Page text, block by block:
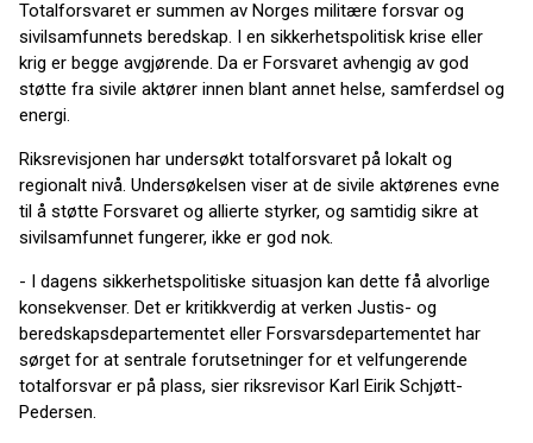
Totalforsvaret er summen av Norges militære forsvar og
sivilsamfunnets beredskap. I en sikkerhetspolitisk krise eller
krig er begge avgjørende. Da er Forsvaret avhengig av god
støtte fra sivile aktører innen blant annet helse, samferdsel og
energi.
Riksrevisjonen har undersøkt totalforsvaret på lokalt og
regionalt nivå. Undersøkelsen viser at de sivile aktørenes evne
til å støtte Forsvaret og allierte styrker, og samtidig sikre at
sivilsamfunnet fungerer, ikke er god nok.
- I dagens sikkerhetspolitiske situasjon kan dette få alvorlige
konsekvenser. Det er kritikkverdig at verken Justis- og
beredskapsdepartementet eller Forsvarsdepartementet har
sørget for at sentrale forutsetninger for et velfungerende
totalforsvar er på plass, sier riksrevisor Karl Eirik Schjøtt-
Pedersen.